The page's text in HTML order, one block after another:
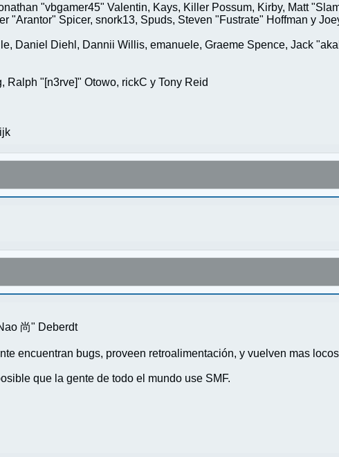
"vbgamer45" Valentin, Kays, Killer Possum, Kirby, Matt
"Arantor" Spicer, snork13, Spuds, Steven "Fustrate" Hoffman y
Daniel Diehl, Dannii Willis, emanuele, Graeme Spence, Jack
Ralph "[n3rve]" Otowo, rickC y Tony Reid
尚" Deberdt
encuentran bugs, proveen retroalimentación, y vuelven mas
que la gente de todo el mundo use SMF.